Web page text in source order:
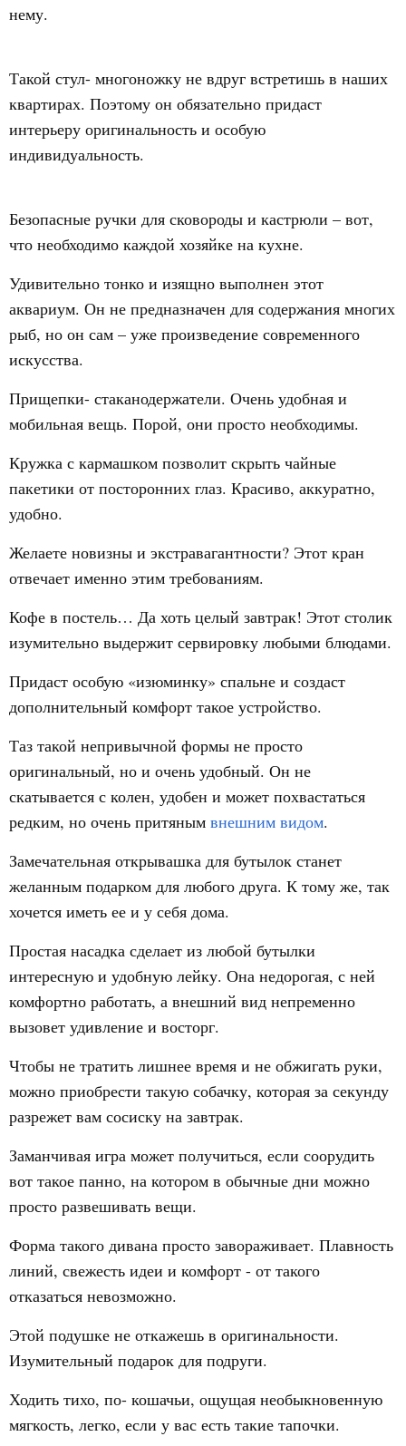
нему.
Такой стул- многоножку не вдруг встретишь в наших
квартирах. Поэтому он обязательно придаст
интерьеру оригинальность и особую
индивидуальность.
Безопасные ручки для сковороды и кастрюли – вот,
что необходимо каждой хозяйке на кухне.
Удивительно тонко и изящно выполнен этот
аквариум. Он не предназначен для содержания многих
рыб, но он сам – уже произведение современного
искусства.
Прищепки- стаканодержатели. Очень удобная и
мобильная вещь. Порой, они просто необходимы.
Кружка с кармашком позволит скрыть чайные
пакетики от посторонних глаз. Красиво, аккуратно,
удобно.
Желаете новизны и экстравагантности? Этот кран
отвечает именно этим требованиям.
Кофе в постель… Да хоть целый завтрак! Этот столик
изумительно выдержит сервировку любыми блюдами.
Придаст особую «изюминку» спальне и создаст
дополнительный комфорт такое устройство.
Таз такой непривычной формы не просто
оригинальный, но и очень удобный. Он не
скатывается с колен, удобен и может похвастаться
редким, но очень притяным внешним видом.
Замечательная открывашка для бутылок станет
желанным подарком для любого друга. К тому же, так
хочется иметь ее и у себя дома.
Простая насадка сделает из любой бутылки
интересную и удобную лейку. Она недорогая, с ней
комфортно работать, а внешний вид непременно
вызовет удивление и восторг.
Чтобы не тратить лишнее время и не обжигать руки,
можно приобрести такую собачку, которая за секунду
разрежет вам сосиску на завтрак.
Заманчивая игра может получиться, если соорудить
вот такое панно, на котором в обычные дни можно
просто развешивать вещи.
Форма такого дивана просто завораживает. Плавность
линий, свежесть идеи и комфорт - от такого
отказаться невозможно.
Этой подушке не откажешь в оригинальности.
Изумительный подарок для подруги.
Ходить тихо, по- кошачьи, ощущая необыкновенную
мягкость, легко, если у вас есть такие тапочки.